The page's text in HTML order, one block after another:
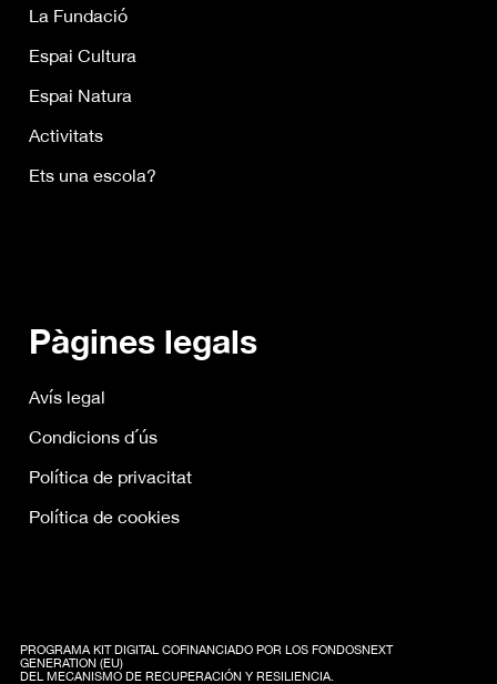
La Fundació
Espai Cultura
Espai Natura
Activitats
Ets una escola?
Pàgines legals
Avís legal
Condicions d´ús
Política de privacitat
Política de cookies
PROGRAMA KIT DIGITAL COFINANCIADO POR LOS FONDOSNEXT
GENERATION (EU)
DEL MECANISMO DE RECUPERACIÓN Y RESILIENCIA.